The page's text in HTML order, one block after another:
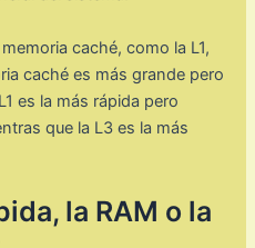
caché, como la L1,
caché es más grande pero
es la más rápida pero
que la L3 es la más
la RAM o la